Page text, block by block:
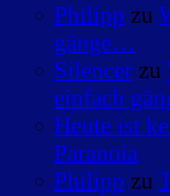
Philipp zu
gänge…
Silencer zu
einfach
Heute ist
Paranoia
Philipp zu